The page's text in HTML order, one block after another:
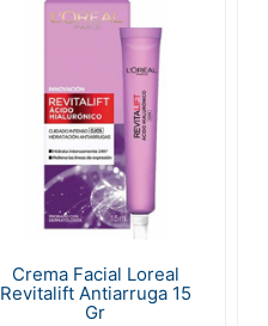
Crema Facial Loreal
Revitalift Antiarruga 15
Gr